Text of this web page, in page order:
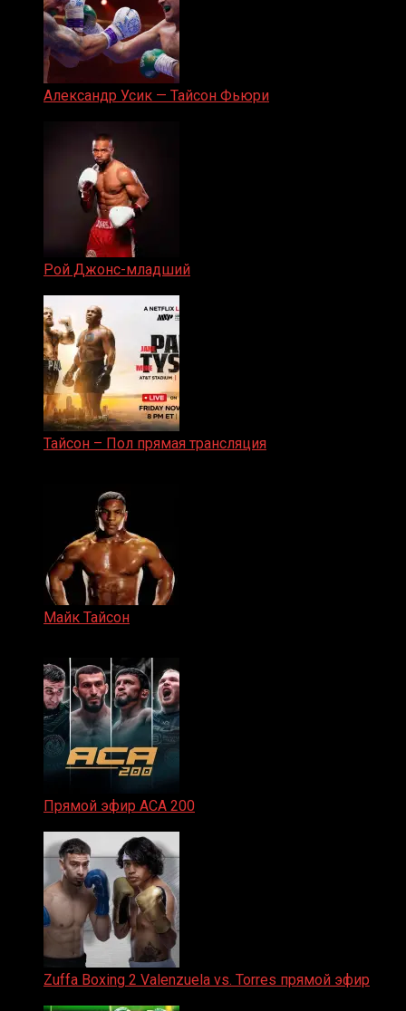
Александр Усик — Тайсон Фьюри
Рой Джонс-младший
Тайсон – Пол прямая трансляция
Майк Тайсон
Прямой эфир ACA 200
Zuffa Boxing 2 Valenzuela vs. Torres прямой эфир